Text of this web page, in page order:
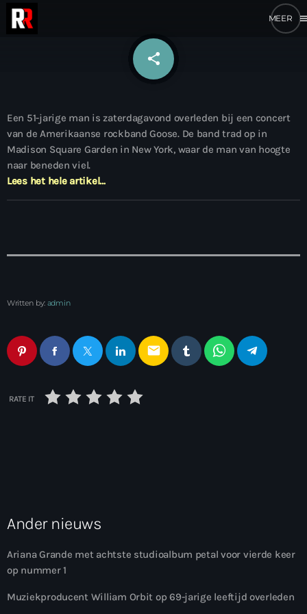
share
email
Een 51-jarige man is zaterdagavond overleden bij een concert
van de Amerikaanse rockband Goose. De band trad op in
Madison Square Garden in New York, waar de man van hoogte
naar beneden viel.
Lees het hele artikel…
Written by: admin
email
RATE IT
Ander nieuws
Ariana Grande met achtste studioalbum petal voor vierde keer
op nummer 1
Muziekproducent William Orbit op 69-jarige leeftijd overleden